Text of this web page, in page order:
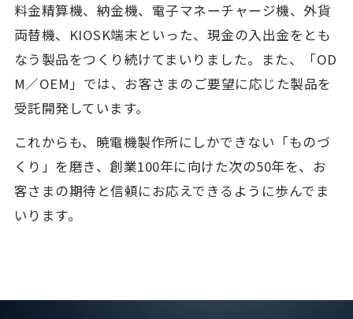
料金精算機、納金機、電子マネーチャージ機、外貨
両替機、KIOSK端末といった、現金の入出金をとも
なう製品をつくり続けてまいりました。また、「OD
M／OEM」では、お客さまのご要望に応じた製品を
受託開発しています。
これからも、暁電機製作所にしかできない「ものづ
くり」を磨き、創業100年に向けた次の50年を、お
客さまの期待と信頼にお応えできるように歩んでま
いります。